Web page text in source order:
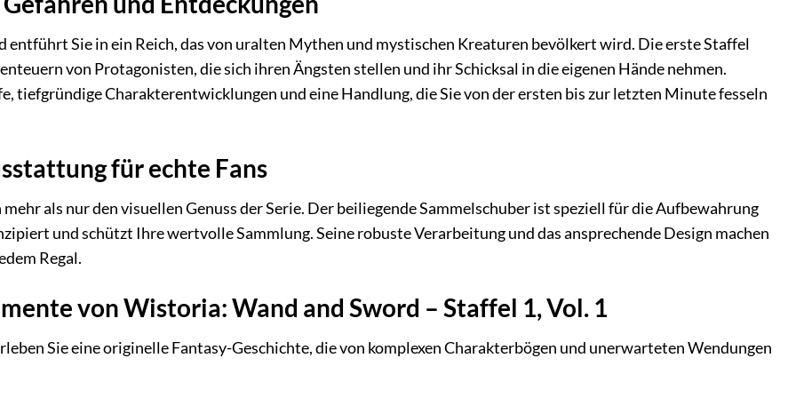
entführt Sie in ein Reich, das von uralten Mythen und mystischen Kreaturen bevölkert wird. Die erste Staffel
von Protagonisten, die sich ihren Ängsten stellen und ihr Schicksal in die eigenen Hände nehmen.
tiefgründige Charakterentwicklungen und eine Handlung, die Sie von der ersten bis zur letzten Minute fesseln
für echte Fans
als nur den visuellen Genuss der Serie. Der beiliegende Sammelschuber ist speziell für die Aufbewahrung
und schützt Ihre wertvolle Sammlung. Seine robuste Verarbeitung und das ansprechende Design machen
Regal.
von Wistoria: Wand and Sword – Staffel 1, Vol. 1
Sie eine originelle Fantasy-Geschichte, die von komplexen Charakterbögen und unerwarteten Wendungen